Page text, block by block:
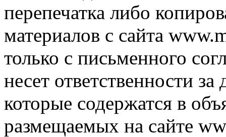
перепечатка либо
материалов с сайта
только с письменного
несет ответственности
которые содержатся в
размещаемых на сайте